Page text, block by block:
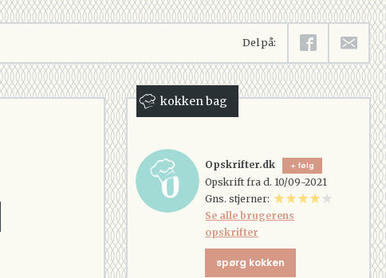
Del på:
kokken bag
Opskrifter.dk følg
Opskrift fra d. 10/09-2021
Gns. stjerner:
Se alle brugerens
opskrifter
spørg kokken